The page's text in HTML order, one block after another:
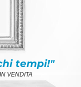
tempi!"
VENDITA